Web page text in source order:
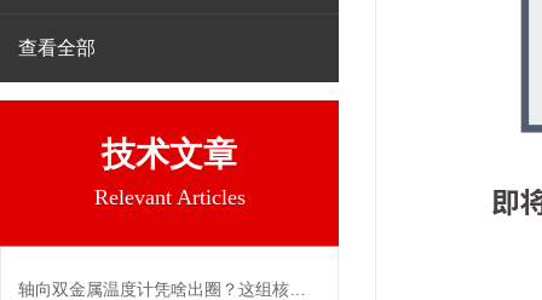
查看全部
技术文章
Relevant Articles
轴向双金属温度计凭啥出圈？这组核心特点给出了答案